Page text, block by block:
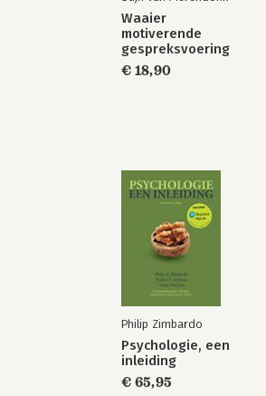
Waaier
motiverende
gespreksvoering
€ 18,90
Philip Zimbardo
Psychologie, een
inleiding
€ 65,95